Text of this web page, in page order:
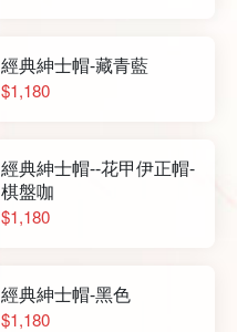
經典紳士帽-藏青藍
$1,180
經典紳士帽--花甲伊正帽-
棋盤咖
$1,180
經典紳士帽-黑色
$1,180